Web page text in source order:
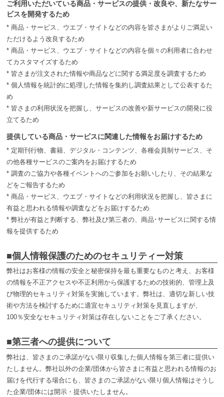
ご利用いただいている商品・サービスの提供・改良や、新たなサー
ビスを開発するため
* 商品・サービス、ウエブ・サイトなどの内容を皆さまがよりご満足い
ただけるよう改良するため
* 商品・サービス、ウエブ・サイトなどの内容を個々の利用者に合わせ
てカスタマイズするため
* 皆さまが注文された情報や商品などに関する満足度を調査するため
* 個人情報を統計的に処理した情報を集約し調査結果として公表するた
め
* 皆さまの利用状況を把握し、サービスの改善や新サービスの開発に役
立てるため
提供している商品・サービスに関連した情報をお届けするため
* 定期刊行物、書籍、デジタル・コンテンツ、各種会員制サービス、そ
の他各種サービスのご案内をお届けするため
* 調査のご協力や各種イベントへのご参加をお願いしたり、その結果な
どをご報告するため
* 商品・サービス、ウエブ・サイトなどの利用状況を把握し、皆さまに
有益と思われる情報や調査などをお届けするため
* 弊社が有益と判断する、弊社及び第三者の、商品･サービスに関する情
報を提供するため
■個人情報保護のためのセキュリティー対策
弊社はお客様の情報の安全と秘密保持を最も重要なものと考え、お客様
の情報を不正アクセスや不正利用から保護するための技術的、管理上及
び物理的セキュリティ対策を実施しています。弊社は、適切な新しい技
術や方法を検討するために適宜セキュリティ対策を見直しますが、
100％安全なセキュリティ対策は存在しないことをご了承ください。
■第三者への提供について
弊社は、皆さまのご承諾がない限り収集した個人情報を第三者に提供い
たしません。弊社以外の企業/団体から皆さまに有益と思われる情報のお
届けを代行する場合にも、皆さまのご承諾がない限り個人情報はそうし
た企業/団体には開示・提供いたしません。